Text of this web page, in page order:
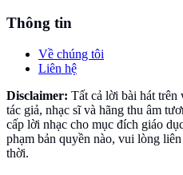
Thông tin
Về chúng tôi
Liên hệ
Disclaimer: Tất cả lời bài hát trên
tác giả, nhạc sĩ và hãng thu âm
cấp lời nhạc cho mục đích giáo
phạm bản quyền nào, vui lòng
thời.